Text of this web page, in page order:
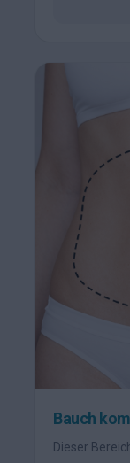
Bauch
Dieser